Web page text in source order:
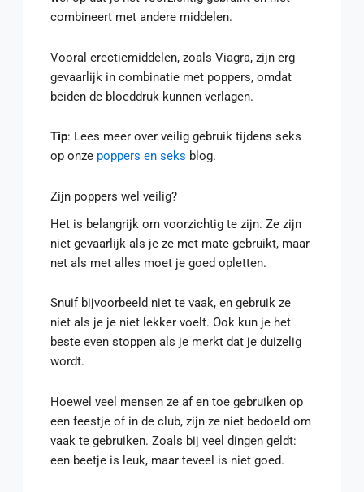
combineert met andere middelen.
Vooral erectiemiddelen, zoals Viagra, zijn erg
gevaarlijk in combinatie met poppers, omdat
beiden de bloeddruk kunnen verlagen.
Tip: Lees meer over veilig gebruik tijdens seks
op onze poppers en seks blog.
Zijn poppers wel veilig?
Het is belangrijk om voorzichtig te zijn. Ze zijn
niet gevaarlijk als je ze met mate gebruikt, maar
net als met alles moet je goed opletten.
Snuif bijvoorbeeld niet te vaak, en gebruik ze
niet als je je niet lekker voelt. Ook kun je het
beste even stoppen als je merkt dat je duizelig
wordt.
Hoewel veel mensen ze af en toe gebruiken op
een feestje of in de club, zijn ze niet bedoeld om
vaak te gebruiken. Zoals bij veel dingen geldt:
een beetje is leuk, maar teveel is niet goed.